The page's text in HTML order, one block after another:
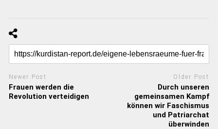
Newer Post
Frauen werden die
Revolution verteidigen
Older Post
Durch unseren
gemeinsamen Kampf
können wir Faschismus
und Patriarchat
überwinden